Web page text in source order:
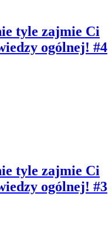
tyle zajmie Ci
ogólnej! #4
tyle zajmie Ci
ogólnej! #3